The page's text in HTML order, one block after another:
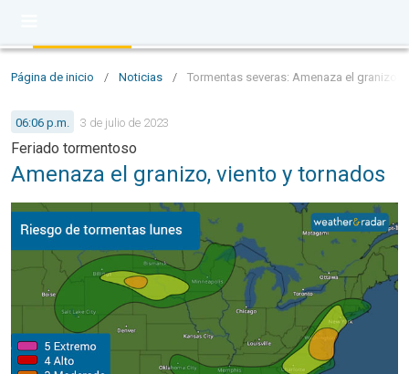
Página de inicio / Noticias / Tormentas severas: Amenaza el granizo,
06:06 p.m. 3 de julio de 2023
Feriado tormentoso
Amenaza el granizo, viento y tornados